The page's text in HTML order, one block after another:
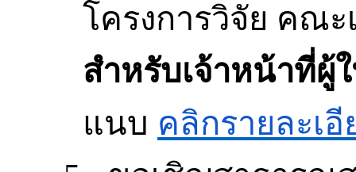
โครงการวิจัย คณะ
สำหรับเจ้าหน้าที่ผู้
แนบ คลิกรายละเอี